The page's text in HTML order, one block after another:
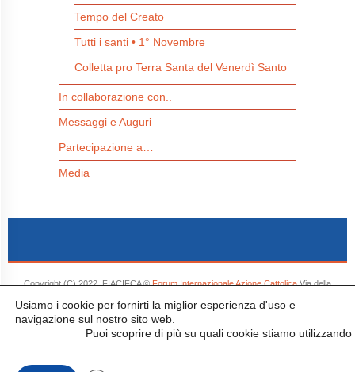
Tempo del Creato
Tutti i santi • 1° Novembre
Colletta pro Terra Santa del Venerdì Santo
In collaborazione con..
Messaggi e Auguri
Partecipazione a…
Media
Copyright (C) 2022. FIACIFCA ©Forum Internazionale Azione CattolicaVia della
Conciliazione, 1 00193 - Roma e-mail: info@catholicactionforum.org tel. 0039 06 661321
- Tutti i diritti riservati.
Usiamo i cookie per fornirti la miglior esperienza d'uso e
navigazione sul nostro sito web.
Puoi scoprire di più su quali cookie stiamo utilizzando